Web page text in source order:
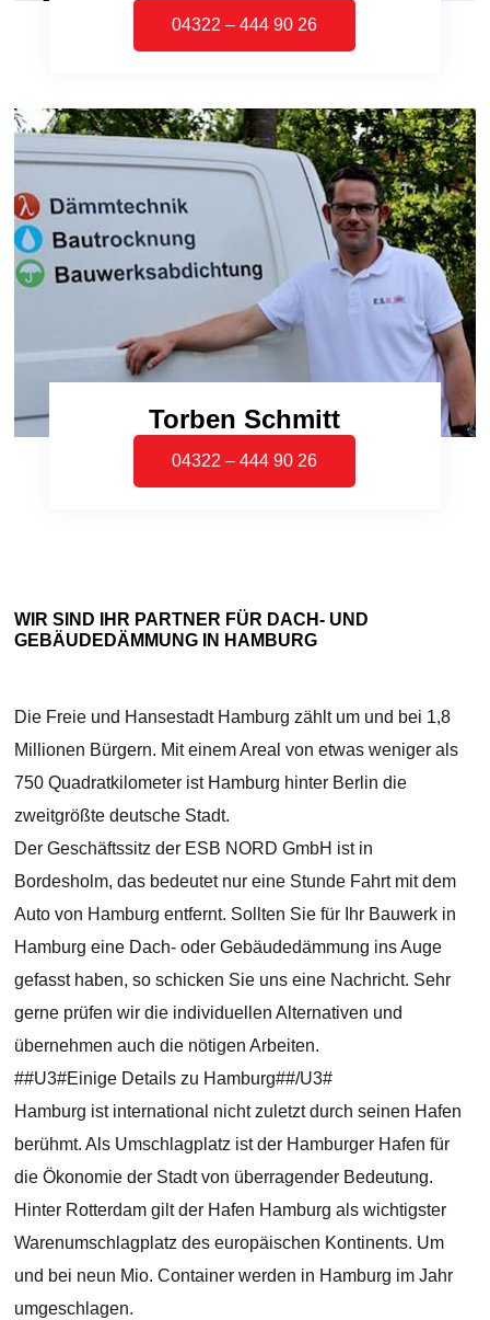
04322 – 444 90 26
Torben Schmitt
04322 – 444 90 26
WIR SIND IHR PARTNER FÜR DACH- UND
GEBÄUDEDÄMMUNG IN HAMBURG
Die Freie und Hansestadt Hamburg zählt um und bei 1,8
Millionen Bürgern. Mit einem Areal von etwas weniger als
750 Quadratkilometer ist Hamburg hinter Berlin die
zweitgrößte deutsche Stadt.
Der Geschäftssitz der ESB NORD GmbH ist in
Bordesholm, das bedeutet nur eine Stunde Fahrt mit dem
Auto von Hamburg entfernt. Sollten Sie für Ihr Bauwerk in
Hamburg eine Dach- oder Gebäudedämmung ins Auge
gefasst haben, so schicken Sie uns eine Nachricht. Sehr
gerne prüfen wir die individuellen Alternativen und
übernehmen auch die nötigen Arbeiten.
##U3#Einige Details zu Hamburg##/U3#
Hamburg ist international nicht zuletzt durch seinen Hafen
berühmt. Als Umschlagplatz ist der Hamburger Hafen für
die Ökonomie der Stadt von überragender Bedeutung.
Hinter Rotterdam gilt der Hafen Hamburg als wichtigster
Warenumschlagplatz des europäischen Kontinents. Um
und bei neun Mio. Container werden in Hamburg im Jahr
umgeschlagen.